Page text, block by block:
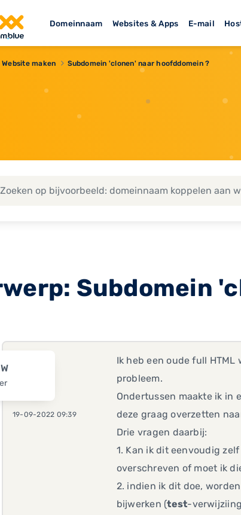
Domeinnaam Websites & Apps E-mail
Website maken Subdomein 'clonen' naar hoofddomein ?
Subdomein
19-09-2022 09:39
Ik heb een oude full
probleem.
Ondertussen maakte ik in
deze graag overzetten
Drie vragen daarbij:
1. Kan ik dit eenvoudig
overschreven of moet ik
2. indien ik dit doe,
bijwerken (test-